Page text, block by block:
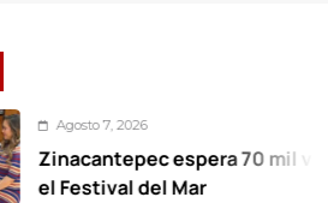
7, 2026
espera 70 mil
del Mar